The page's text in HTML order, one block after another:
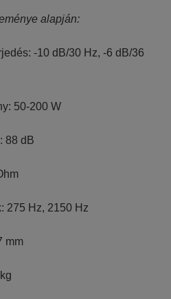
alapján:
-10 dB/30 Hz, -6 dB/36
50-200 W
88 dB
275 Hz, 2150 Hz
mm